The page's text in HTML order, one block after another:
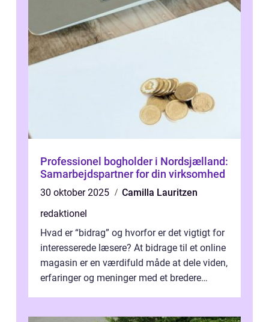
Professionel bogholder i Nordsjælland:
Samarbejdspartner for din virksomhed
30 oktober 2025
Camilla Lauritzen
redaktionel
Hvad er “bidrag” og hvorfor er det vigtigt for
interesserede læsere? At bidrage til et online
magasin er en værdifuld måde at dele viden,
erfaringer og meninger med et bredere